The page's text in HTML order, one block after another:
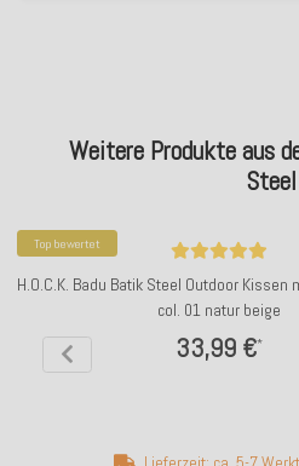
Weitere Produkte aus
Steel
Top bewertet
H.O.C.K. Badu Batik Steel Outdoor Kissen
col. 01 natur beige
33,99 €*